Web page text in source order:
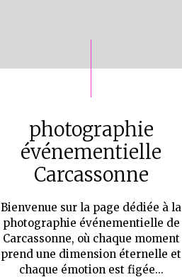
photographie
événementielle
Carcassonne
Bienvenue sur la page dédiée à la
photographie événementielle de
Carcassonne, où chaque moment
prend une dimension éternelle et
chaque émotion est figée...